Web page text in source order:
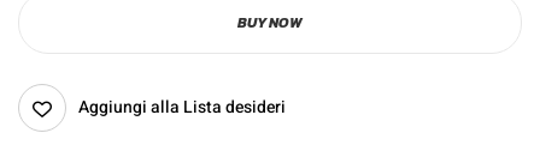
BUY NOW
Aggiungi alla Lista desideri